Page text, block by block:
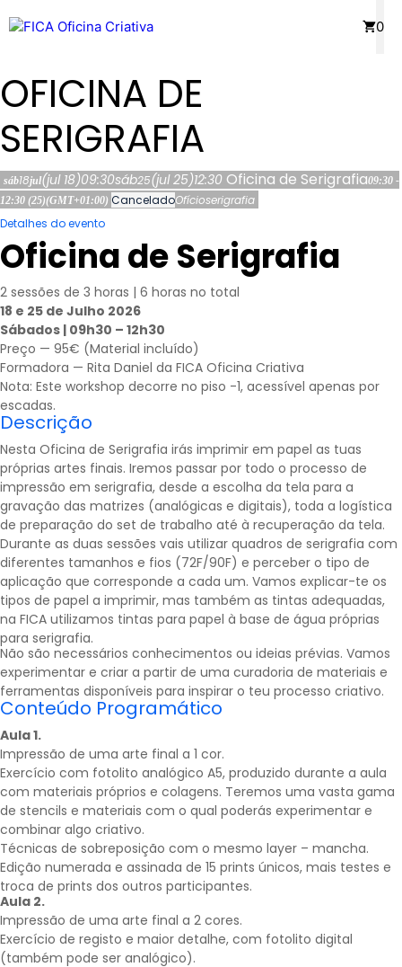
para
conteúdo
0
OFICINA DE
SERIGRAFIA
sáb18jul(jul 18)09:30sáb25(jul 25)12:30 Oficina de Serigrafia09:30 -
12:30 (25)(GMT+01:00) CanceladoOfícioserigrafia
Detalhes do evento
Oficina de Serigrafia
2 sessões de 3 horas | 6 horas no total
18 e 25 de Julho 2026
Sábados | 09h30 – 12h30
Preço — 95€ (Material incluído)
Formadora — Rita Daniel da FICA Oficina Criativa
Nota: Este workshop decorre no piso -1, acessível apenas por
escadas.
Descrição
Nesta Oficina de Serigrafia irás imprimir em papel as tuas
próprias artes finais. Iremos passar por todo o processo de
impressão em serigrafia, desde a escolha da tela para a
gravação das matrizes (analógicas e digitais), toda a logística
de preparação do set de trabalho até à recuperação da tela.
Durante as duas sessões vais utilizar quadros de serigrafia com
diferentes tamanhos e fios (72F/90F) e perceber o tipo de
aplicação que corresponde a cada um. Vamos explicar-te os
tipos de papel a imprimir, mas também as tintas adequadas,
na FICA utilizamos tintas para papel à base de água próprias
para serigrafia.
Não são necessários conhecimentos ou ideias prévias. Vamos
experimentar e criar a partir de uma curadoria de materiais e
ferramentas disponíveis para inspirar o teu processo criativo.
Conteúdo Programático
Aula 1.
Impressão de uma arte final a 1 cor.
Exercício com fotolito analógico A5, produzido durante a aula
com materiais próprios e colagens. Teremos uma vasta gama
de stencils e materiais com o qual poderás experimentar e
combinar algo criativo.
Técnicas de sobreposição com o mesmo layer – mancha.
Edição numerada e assinada de 15 prints únicos, mais testes e
troca de prints dos outros participantes.
Aula 2.
Impressão de uma arte final a 2 cores.
Exercício de registo e maior detalhe, com fotolito digital
(também pode ser analógico).